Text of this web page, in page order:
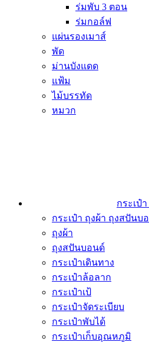
ร่มพับ 3 ตอน
ร่มกอล์ฟ
แผ่นรองเมาส์
พัด
ม่านบังแดด
แฟ้ม
ไม้บรรทัด
หมวก
กระเป๋
กระเป๋า ถุงผ้า ถุงสปันบ
ถุงผ้า
ถุงสปันบอนด์
กระเป๋าเดินทาง
กระเป๋าล้อลาก
กระเป๋าเป้
กระเป๋าจัดระเบียบ
กระเป๋าพับได้
กระเป๋าเก็บอุณหภูมิ